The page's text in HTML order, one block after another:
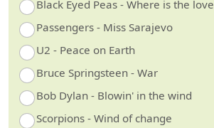
Black Eyed Peas - Where is the love
Passengers - Miss Sarajevo
U2 - Peace on Earth
Bruce Springsteen - War
Bob Dylan - Blowin' in the wind
Scorpions - Wind of change